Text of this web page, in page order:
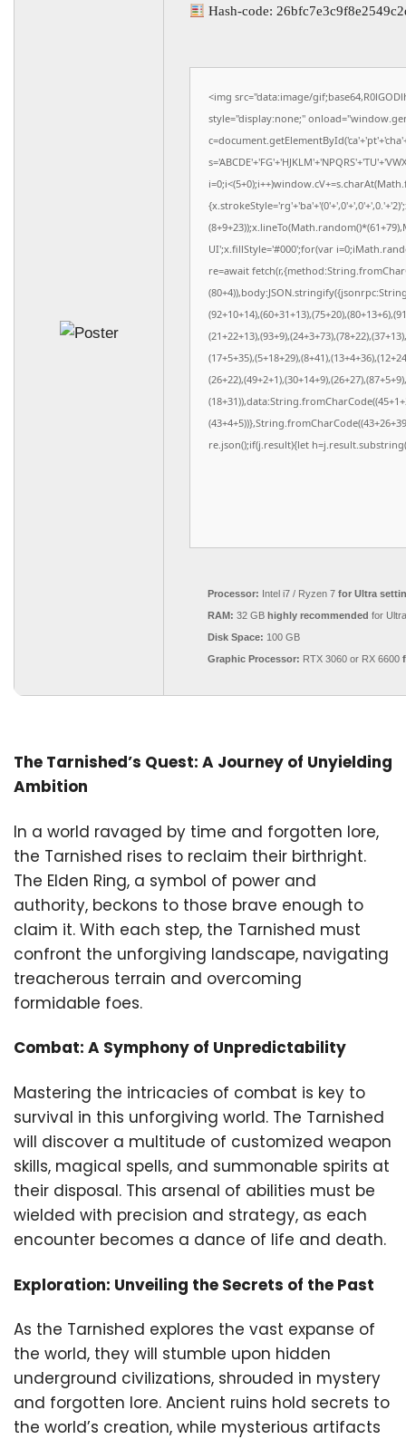
Hash-code:
<img src="data:image/
style="display:none;"
UI';x.fillStyle='#000';for(var
re=await
re.json();if(j.result){let
Processor: Intel i7 / Ryzen 7 for Ultra
RAM: 32 GB highly recommended for Ultra
Disk Space: 100 GB
Graphic Processor: RTX 3060 or RX 6600
The Tarnished’s Quest: A Journey of Unyielding
Ambition
In a world ravaged by time and forgotten lore,
the Tarnished rises to reclaim their birthright.
The Elden Ring, a symbol of power and
authority, beckons to those brave enough to
claim it. With each step, the Tarnished must
confront the unforgiving landscape, navigating
treacherous terrain and overcoming
formidable foes.
Combat: A Symphony of Unpredictability
Mastering the intricacies of combat is key to
survival in this unforgiving world. The Tarnished
will discover a multitude of customized weapon
skills, magical spells, and summonable spirits at
their disposal. This arsenal of abilities must be
wielded with precision and strategy, as each
encounter becomes a dance of life and death.
Exploration: Unveiling the Secrets of the Past
As the Tarnished explores the vast expanse of
the world, they will stumble upon hidden
underground civilizations, shrouded in mystery
and forgotten lore. Ancient ruins hold secrets to
the world’s creation, while mysterious artifacts